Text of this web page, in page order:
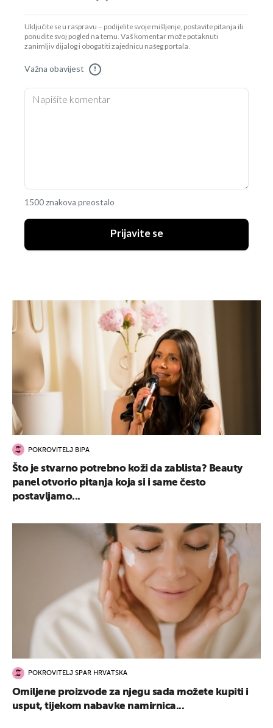
Uključite se u raspravu – podijelite svoje mišljenje, postavite pitanja ili
ponudite svoj pogled na temu. Vaš komentar može potaknuti
zanimljiv dijalog i obogatiti zajednicu našeg portala.
Važna obavijest !
1500 znakova preostalo
Prijavite se
POKROVITELJ BIPA
Što je stvarno potrebno koži da zablista? Beauty
panel otvorio pitanja koja si i same često
postavljamo...
POKROVITELJ SPAR HRVATSKA
Omiljene proizvode za njegu sada možete kupiti i
usput, tijekom nabavke namirnica...